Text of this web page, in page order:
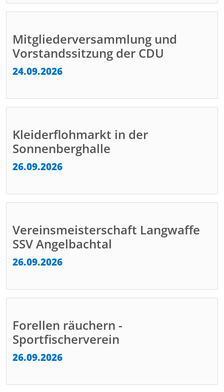
Mitgliederversammlung und
Vorstandssitzung der CDU
24.09.2026
Kleiderflohmarkt in der
Sonnenberghalle
26.09.2026
Vereinsmeisterschaft Langwaffe
SSV Angelbachtal
26.09.2026
Forellen räuchern -
Sportfischerverein
26.09.2026